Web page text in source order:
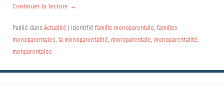
Continuer la lecture →
Publié dans Actualité | Identifié famille monoparentale familles
monoparentales la monoparentalité monoparentale monoparentalité
monparentales